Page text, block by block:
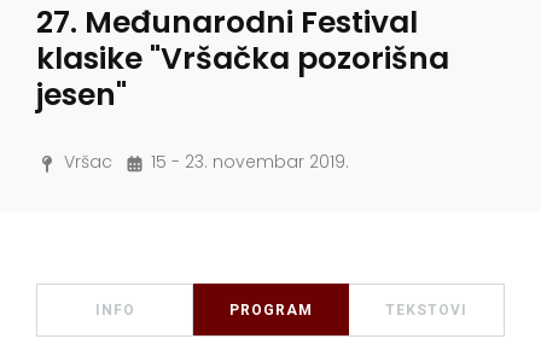
27. Međunarodni Festival
klasike "Vršačka pozorišna
jesen"
Vršac 15 - 23. novembar 2019.
INFO PROGRAM TEKSTOVI